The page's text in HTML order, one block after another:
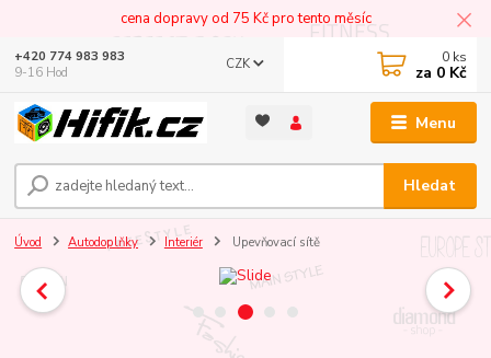
cena dopravy od 75 Kč pro tento měsíc
Menu
CZK
Hledat
+420 774 983 983
9-16 Hod
0 ks
za 0 Kč
Úvod Autodoplňky Interiér Upevňovací sítě